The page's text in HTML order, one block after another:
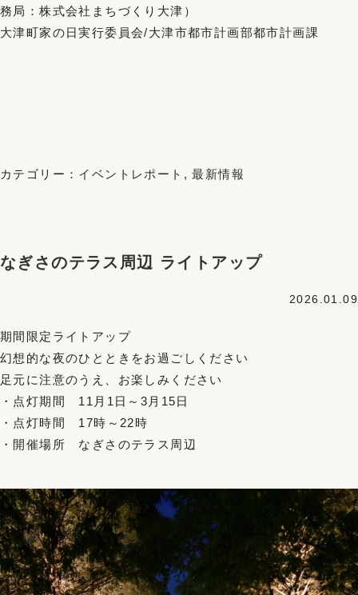
務局：株式会社まちづくり大津）
大津町家の日実行委員会/大津市都市計画部都市計画課
カテゴリー： イベントレポート ,最新情報
なぎさのテラス周辺 ライトアップ
2026.01.09
期間限定ライトアップ
幻想的な夜のひとときをお過ごしください
足元に注意のうえ、お楽しみください
・点灯期間 11月1日～3月15日
・点灯時間 17時～22時
・開催場所 なぎさのテラス周辺